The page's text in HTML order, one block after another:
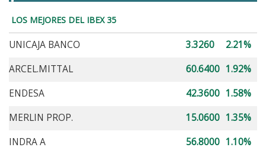
LOS MEJORES DEL IBEX 35
UNICAJA BANCO 3.3260
2.21%
ARCEL.MITTAL
60.6400 1.92%
ENDESA
42.3600 1.58%
MERLIN PROP.
15.0600 1.35%
INDRA A
56.8000 1.10%